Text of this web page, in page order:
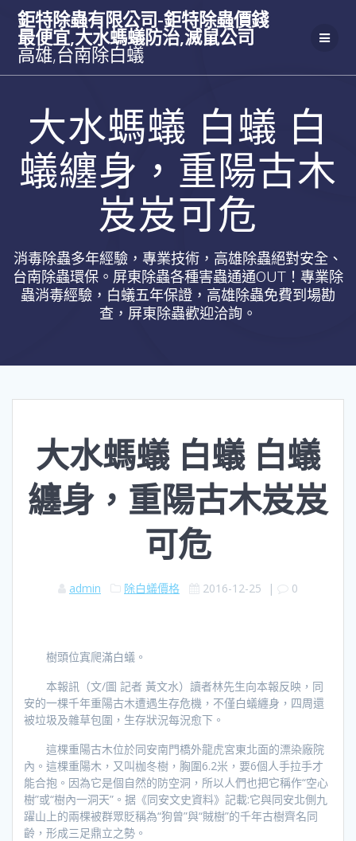
Skip
to
content
鉅特除蟲有限公司-鉅特除蟲價錢
最便宜,大水螞蟻防治,滅鼠公司
高雄,台南除白蟻
大水螞蟻 白蟻 白
蟻纏身，重陽古木
岌岌可危
消毒除蟲多年經驗，專業技術，高雄除蟲絕對安全、
台南除蟲環保。屏東除蟲各種害蟲通通OUT！專業除
蟲消毒經驗，白蟻五年保證，高雄除蟲免費到場勘
查，屏東除蟲歡迎洽詢。
大水螞蟻 白蟻 白蟻
纏身，重陽古木岌岌
可危
admin 除白蟻價格 2016-12-25 | 0
樹頭位寘爬滿白蟻。
本報訊（文/圖 記者 黃文水）讀者林先生向本報反映，同
安的一棵千年重陽古木遭遇生存危機，不僅白蟻纏身，四周還
被垃圾及雜草包圍，生存狀況每況愈下。
這棵重陽古木位於同安南門橋外龍虎宮東北面的漂染廠院
內。這棵重陽木，又叫枷冬樹，胸圍6.2米，要6個人手拉手才
能合抱。因為它是個自然的防空洞，所以人們也把它稱作“空心
樹”或“樹內一洞天”。据《同安文史資料》記載:它與同安北側九
躍山上的兩棵被群眾貶稱為“狗曾”與“賊樹”的千年古樹齊名同
齡，形成三足鼎立之勢。